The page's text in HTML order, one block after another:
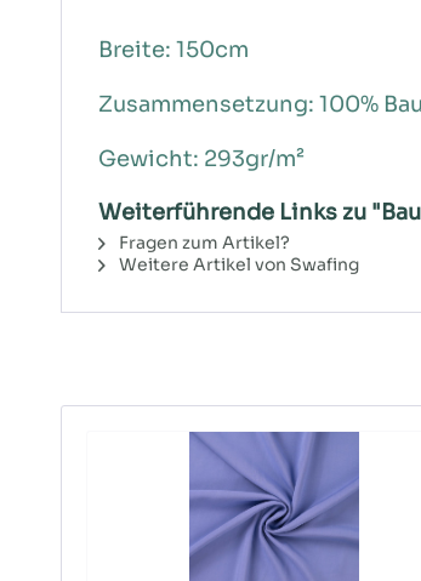
Breite: 150cm
Zusammensetzung: 100%
Gewicht: 293gr/m²
Weiterführende Links zu
Fragen zum Artikel?
Weitere Artikel von Swafing